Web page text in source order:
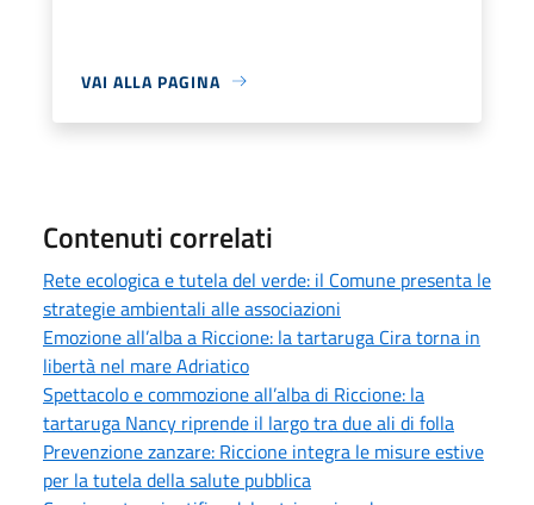
VAI ALLA PAGINA
Contenuti correlati
Rete ecologica e tutela del verde: il Comune presenta le
strategie ambientali alle associazioni
Emozione all’alba a Riccione: la tartaruga Cira torna in
libertà nel mare Adriatico
Spettacolo e commozione all’alba di Riccione: la
tartaruga Nancy riprende il largo tra due ali di folla
Prevenzione zanzare: Riccione integra le misure estive
per la tutela della salute pubblica